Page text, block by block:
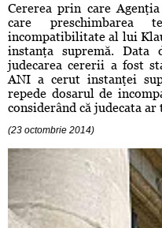
Cererea prin care
care preschimbarea
incompatibilitate al lui
instanţa supremă.
judecarea cererii a fost
ANI a cerut instanţei
repede dosarul de
considerând că judecata
(23 octombrie 2014)